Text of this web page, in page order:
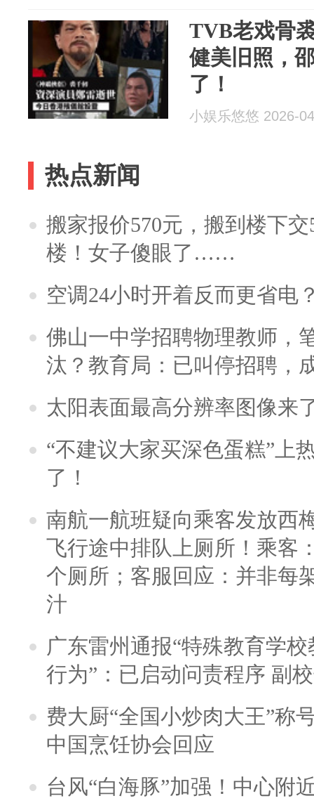
TVB老戏骨
健美旧照，
了！
小娱乐悠悠 2026-
热点新闻
搬家报价570元，搬到楼下
楼！女子傻眼了……
空调24小时开着反而更省电
佛山一中学招聘物理教师，
汰？教育局：已叫停招聘，
太阳表面最高分辨率图像来
“不建议大家买深色蛋糕”上
了！
南航一航班疑向乘客发放西
飞行途中排队上厕所！乘客
个厕所；客服回应：并非每
汁
广东雷州通报“特殊教育学
行为”：已启动问责程序 副
费大厨“全国小炒肉大王”称
中国烹饪协会回应
台风“白海豚”加强！中心附